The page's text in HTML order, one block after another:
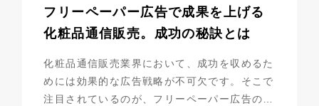
フリーペーパー広告で成果を上げる
化粧品通信販売。成功の秘訣とは
化粧品通信販売業界において、成功を収めるた
めには効果的な広告戦略が不可欠です。そこで
注目されているのが、フリーペーパー広告の活